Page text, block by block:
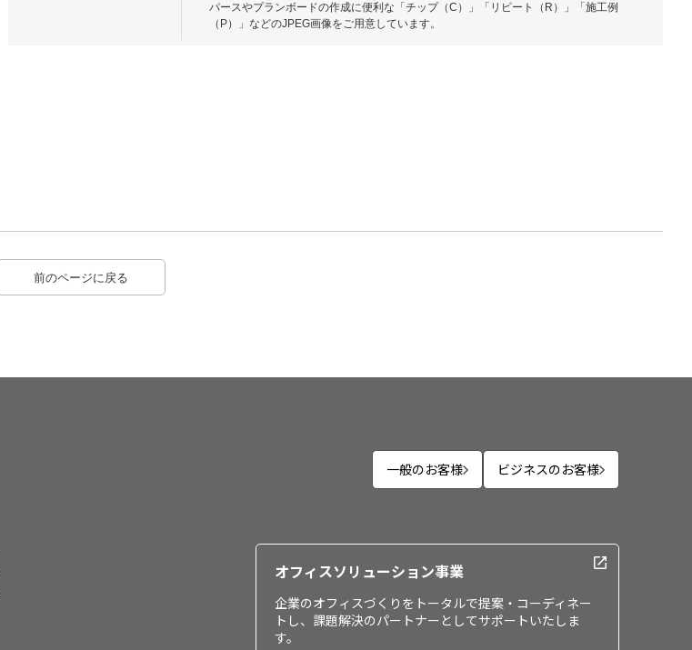
使用イメージ
パースやプランボードの作成に便利な「チップ（C）」「リピート（R）」「施工例
（P）」などのJPEG画像をご用意しています。
前のページに戻る
一般のお客様 ビジネスのお客様
オフィスソリューション事業
企業のオフィスづくりをトータルで提案・コーディネー
トし、課題解決のパートナーとしてサポートいたしま
す。